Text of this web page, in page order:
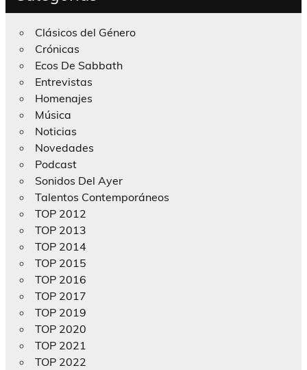
Clásicos del Género
Crónicas
Ecos De Sabbath
Entrevistas
Homenajes
Música
Noticias
Novedades
Podcast
Sonidos Del Ayer
Talentos Contemporáneos
TOP 2012
TOP 2013
TOP 2014
TOP 2015
TOP 2016
TOP 2017
TOP 2019
TOP 2020
TOP 2021
TOP 2022